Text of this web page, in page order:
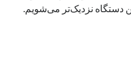
دستگاه نزدیک‌تر می‌شویم.